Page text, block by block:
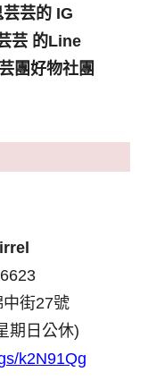
芸的 IG
芸 的Line
團好物社團
街27號
期日公休)
k2N91Qg